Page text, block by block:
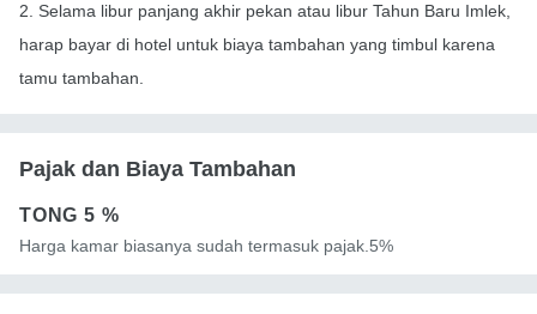
2. Selama libur panjang akhir pekan atau libur Tahun Baru Imlek,
harap bayar di hotel untuk biaya tambahan yang timbul karena
tamu tambahan.
Pajak dan Biaya Tambahan
TONG 5 %
Harga kamar biasanya sudah termasuk pajak.5%